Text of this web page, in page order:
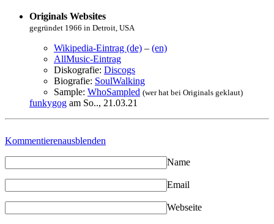
Originals Websites
gegründet 1966 in Detroit, USA
Wikipedia-Eintrag (de) – (en)
AllMusic-Eintrag
Diskografie: Discogs
Biografie: SoulWalking
Sample: WhoSampled (wer hat bei Originals geklaut)
funkygog am So.., 21.03.21
Kommentierenausblenden
Name
Email
Webseite